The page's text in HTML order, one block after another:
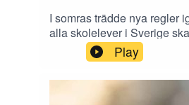
I somras trädde nya regler
alla skolelever i Sverige
bemannade skolbibliotek.
bibliotek slog sig därför ner
skolbibliotekarie på
att ta reda på mer om vad
Play